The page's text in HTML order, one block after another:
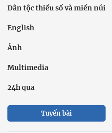
Dân tộc thiểu số và miền núi
English
Ảnh
Multimedia
24h qua
Tuyến bài